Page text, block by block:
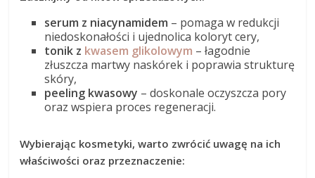
serum z niacynamidem – pomaga w redukcji
niedoskonałości i ujednolica koloryt cery,
tonik z kwasem glikolowym – łagodnie
złuszcza martwy naskórek i poprawia strukturę
skóry,
peeling kwasowy – doskonale oczyszcza pory
oraz wspiera proces regeneracji.
Wybierając kosmetyki, warto zwrócić uwagę na ich
właściwości oraz przeznaczenie: